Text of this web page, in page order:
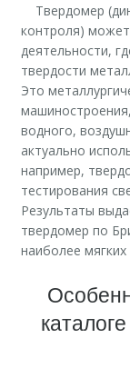
Твердомер
контроля)
деятельности,
твердости
Это
водного,
актуально
например,
тестирования
Результаты
твердомер по
наиболее